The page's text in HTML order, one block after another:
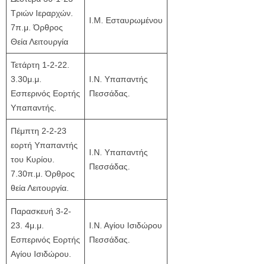
Τριών Ιεραρχών.
7π.μ. Όρθρος
Θεία Λειτουργία
Ι.Μ. Εσταυρωμένου
Τετάρτη 1-2-22.
3.30μ.μ.
Εσπερινός Εορτής
Υπαπαντής.
Ι.Ν. Υπαπαντής
Πεσσάδας.
Πέμπτη 2-2-23
εορτή Υπαπαντής
του Κυρίου.
7.30π.μ. Όρθρος
θεία Λειτουργία.
Ι.Ν. Υπαπαντής
Πεσσάδας.
Παρασκευή 3-2-
23. 4μ.μ.
Εσπερινός Εορτής
Αγίου Ισιδώρου.
Ι.Ν. Αγίου Ισιδώρου
Πεσσάδας.